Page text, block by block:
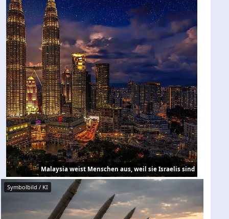
Malaysia weist Menschen aus, weil sie Israelis sind
Symbolbild / KI